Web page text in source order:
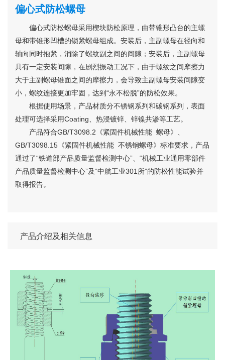
偏心式防松螺母
偏心式防松螺母采用楔块防松原理，由带锥形凸台的主螺
母和带锥形凹槽的锁紧螺母组成。安装后，主副螺母在径向和
轴向同时抱紧，消除了螺纹副之间的间隙；安装后，主副螺母
具有一定安装间隙，在剧烈振动工况下，由于螺纹之间摩擦力
大于主副螺母锥面之间的摩擦力，会导致主副螺母安装间隙变
小，螺纹连接更加牢固，达到“永不松脱”的防松效果。
根据使用场景，产品材质分不锈钢系列和碳钢系列，表面
处理可选择采用Coating、热浸镀锌、锌镍共渗等工艺。
产品符合GB/T3098.2《紧固件机械性能 螺母》、
GB/T3098.15《紧固件机械性能 不锈钢螺母》标准要求，产品
通过了“铁道部产品质量监督检测中心”、“机械工业通用零部件
产品质量监督检测中心”及“中航工业301所”的防松性能试验并
取得报告。
产品介绍及相关信息